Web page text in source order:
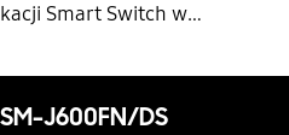
Smart Switch w
SM-J600FN/DS